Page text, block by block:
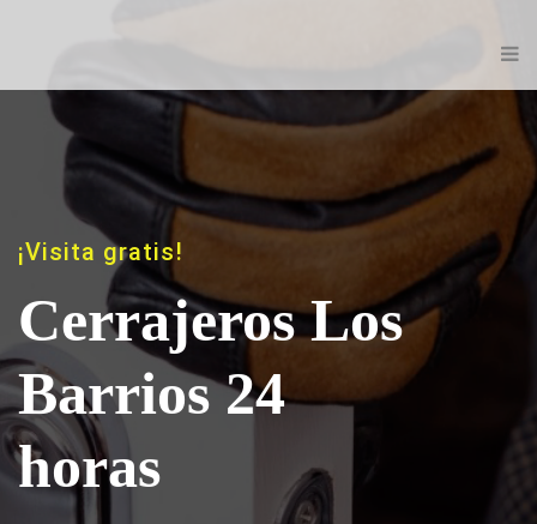
¡Visita gratis!
Cerrajeros Los
Barrios 24
horas